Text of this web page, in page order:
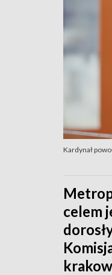
Kardynał
celem